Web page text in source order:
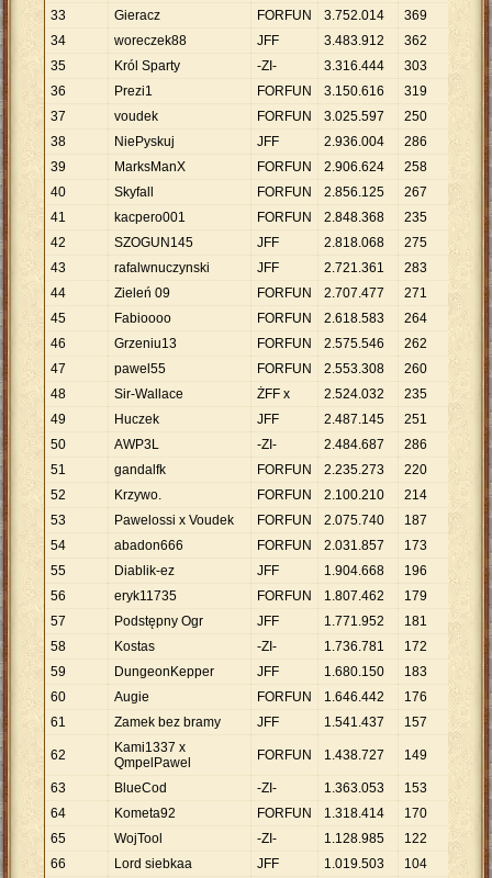
33
Gieracz FORFUN 3.752.014 369
34
woreczek88 JFF 3.483.912 362 9.
35
Król Sparty -ZI- 3.316.444 303 10
36
Prezi1 FORFUN 3.150.616 319
877
37
voudek FORFUN 3.025.597 250
38
NiePyskuj JFF 2.936.004 286
39
MarksManX FORFUN 2.906.624 258 11
40
Skyfall FORFUN 2.856.125 267
41
kacpero001 FORFUN 2.848.368 235 12
42
SZOGUN145 JFF 2.818.068 275
43
rafalwnuczynski JFF 2.721.361 283 . 616
44
Zieleń 09 FORFUN 2.707.477 271 9
991
45
Fabioooo FORFUN 2.618.583 264 9
46
Grzeniu13 FORFUN 2.575.546 262
830
47
pawel55 FORFUN 2.553.308 260 9. 820
48
Sir-Wallace ŻFF x 2.524.032 235 10
49
Huczek JFF 2.487.145 251
909
50
AWP3L -ZI- 2.484.687 286 . 688
51
gandalfk FORFUN 2.235.273 220
52
Krzywo. FORFUN 2.100.210 214
814
53
Pawelossi x Voudek FORFUN 2.075.740 187
54
abadon666 FORFUN 2.031.857 173 11
55
Diablik-ez JFF 1.904.668 196
718
56
eryk11735 FORFUN 1.807.462 179 10
57
Podstępny Ogr JFF 1.771.952 181 9
790
58
Kostas -ZI- 1.736.781 172 10
59
DungeonKepper JFF 1.680.150 183
60
Augie FORFUN 1.646.442 176 9. 355
61
Zamek bez bramy JFF 1.541.437 157 . 818
62
Kami1337 x
QmpelPawel
FORFUN 1.438.727 149 9
63 BlueCod -ZI- 1.363.053 153
909
64
Kometa92 FORFUN 1.318.414 170
65
WojTool -ZI- 1.128.985 122
254
66
Lord siebkaa JFF 1.019.503 104 9
803